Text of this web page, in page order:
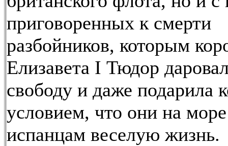
приговоренных к смерти
разбойников, которым
Елизавета I Тюдор
свободу и даже подарила
условием, что они на
испанцам веселую жизнь.